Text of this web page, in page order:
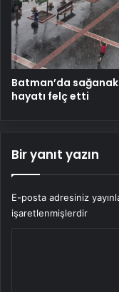
Batman’da sağanak
hayatı felç etti
Bir yanıt yazın
E-posta adresiniz
işaretlenmişlerdir